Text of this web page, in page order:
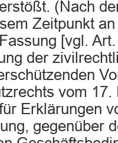
(Nach
Zeitpunkt
[vgl.
der
vom
Erklärungen
gegenüber